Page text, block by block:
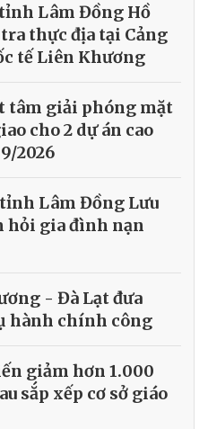
Lâm Đồng Hồ
thực địa tại Cảng
tế Liên Khương
tâm giải phóng mặt
cho 2 dự án cao
2026
Lâm Đồng Lưu
hỏi gia đình nạn
- Đà Lạt đưa
hành chính công
giảm hơn 1.000
sắp xếp cơ sở giáo